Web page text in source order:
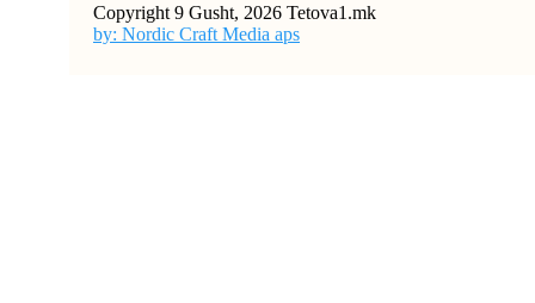
Copyright 9 Gusht, 2026 Tetova1.mk
by: Nordic Craft Media aps